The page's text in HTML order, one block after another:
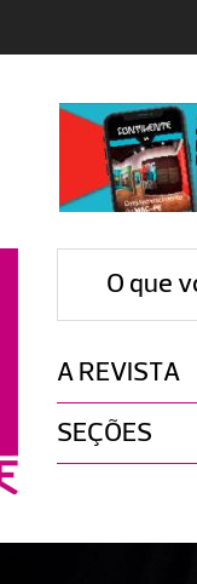
O que
A REVISTA
SEÇÕES